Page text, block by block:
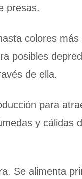
presas.
colores más
posibles
de ella.
para
y cálidas
Se alimenta